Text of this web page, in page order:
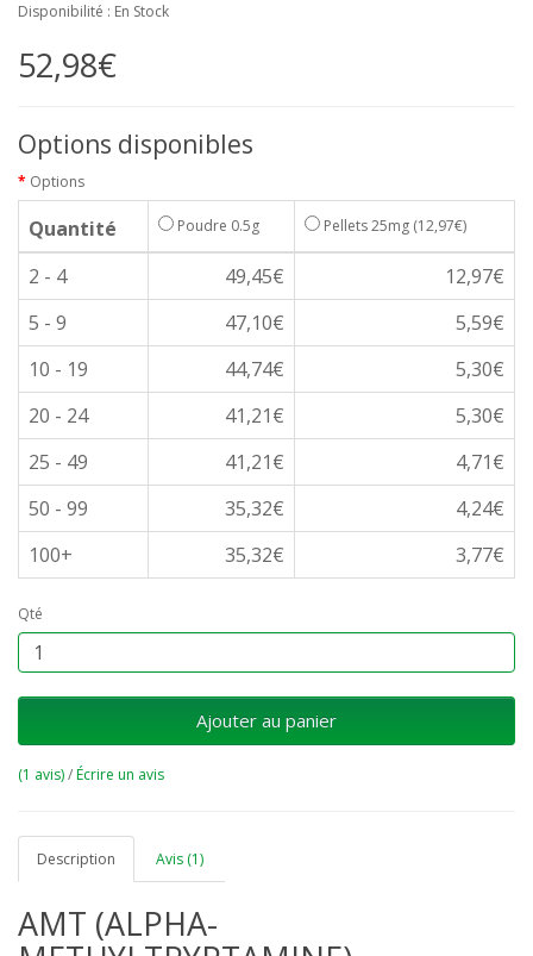
Disponibilité : En Stock
52,98€
Options disponibles
Options
Quantité Poudre 0.5g Pellets 25mg (12,97€)
2 - 4 49,45€
12,97€
5 - 9
47,10€
5,59€
10 - 19
44,74€
5,30€
20 - 24
41,21€
5,30€
25 - 49
41,21€
4,71€
50 - 99
35,32€
4,24€
100+
35,32€ 3,77€
Qté
Ajouter au panier
(1 avis)/Écrire un avis
Description Avis (1)
AMT (ALPHA-